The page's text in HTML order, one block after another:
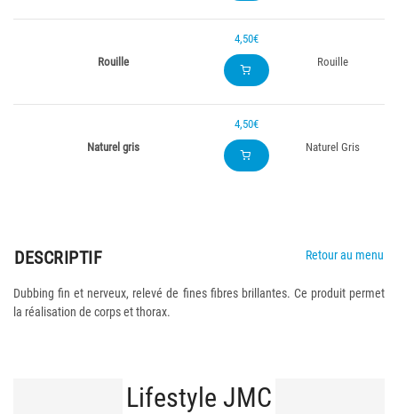
Rouille
4,50€
Rouille
Naturel gris
4,50€
Naturel Gris
DESCRIPTIF Retour au menu
Dubbing fin et nerveux, relevé de fines fibres brillantes. Ce produit permet
la réalisation de corps et thorax.
Lifestyle JMC